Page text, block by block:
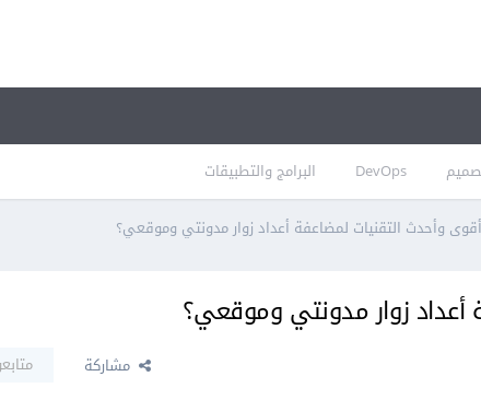
DevOps البرامج والتطبيقات
وأحدث التقنيات لمضاعفة أعداد زوار مدونتي وموقعي؟
زوار مدونتي وموقعي؟
مشاركة